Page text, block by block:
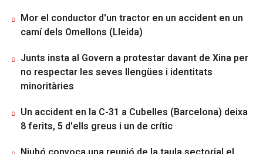
Mor el conductor d'un tractor en un accident en un
camí dels Omellons (Lleida)
Junts insta al Govern a protestar davant de Xina per
no respectar les seves llengües i identitats
minoritàries
Un accident en la C-31 a Cubelles (Barcelona) deixa
8 ferits, 5 d'ells greus i un de crític